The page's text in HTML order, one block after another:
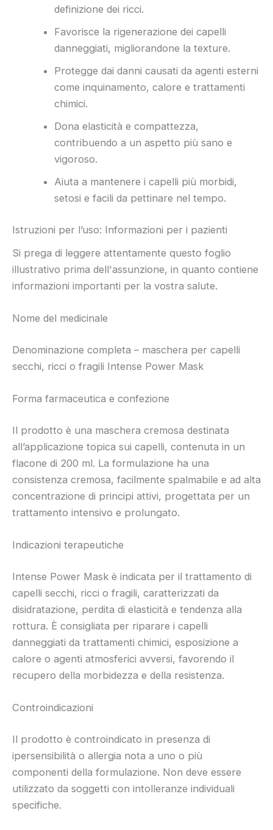
definizione dei ricci.
Favorisce la rigenerazione dei capelli
danneggiati, migliorandone la texture.
Protegge dai danni causati da agenti esterni
come inquinamento, calore e trattamenti
chimici.
Dona elasticità e compattezza,
contribuendo a un aspetto più sano e
vigoroso.
Aiuta a mantenere i capelli più morbidi,
setosi e facili da pettinare nel tempo.
Istruzioni per l’uso: Informazioni per i pazienti
Si prega di leggere attentamente questo foglio
illustrativo prima dell'assunzione, in quanto contiene
informazioni importanti per la vostra salute.
Nome del medicinale
Denominazione completa – maschera per capelli
secchi, ricci o fragili Intense Power Mask
Forma farmaceutica e confezione
Il prodotto è una maschera cremosa destinata
all’applicazione topica sui capelli, contenuta in un
flacone di 200 ml. La formulazione ha una
consistenza cremosa, facilmente spalmabile e ad alta
concentrazione di principi attivi, progettata per un
trattamento intensivo e prolungato.
Indicazioni terapeutiche
Intense Power Mask è indicata per il trattamento di
capelli secchi, ricci o fragili, caratterizzati da
disidratazione, perdita di elasticità e tendenza alla
rottura. È consigliata per riparare i capelli
danneggiati da trattamenti chimici, esposizione a
calore o agenti atmosferici avversi, favorendo il
recupero della morbidezza e della resistenza.
Controindicazioni
Il prodotto è controindicato in presenza di
ipersensibilità o allergia nota a uno o più
componenti della formulazione. Non deve essere
utilizzato da soggetti con intolleranze individuali
specifiche.